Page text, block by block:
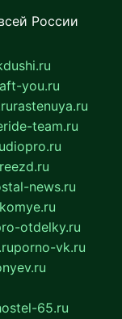
России
you.ru
rastenuya.ru
team.ru
news.ru
otdelky.ru
porno-vk.ru
65.ru